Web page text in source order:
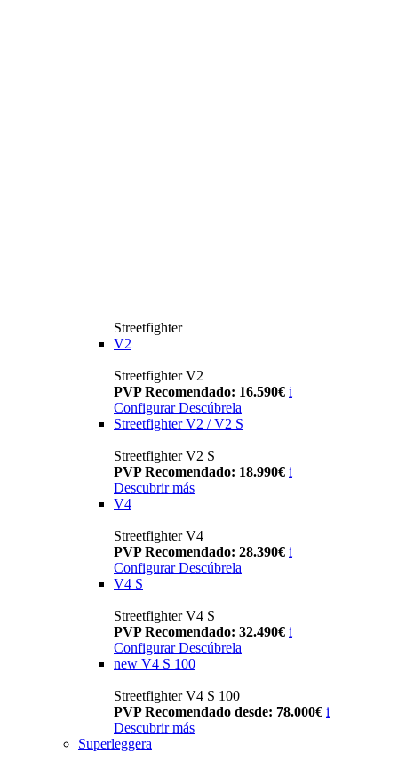
Streetfighter
V2
Streetfighter V2
PVP Recomendado: 16.590€ i
Configurar Descúbrela
Streetfighter V2 / V2 S
Streetfighter V2 S
PVP Recomendado: 18.990€ i
Descubrir más
V4
Streetfighter V4
PVP Recomendado: 28.390€ i
Configurar Descúbrela
V4 S
Streetfighter V4 S
PVP Recomendado: 32.490€ i
Configurar Descúbrela
new V4 S 100
Streetfighter V4 S 100
PVP Recomendado desde: 78.000€ i
Descubrir más
Superleggera